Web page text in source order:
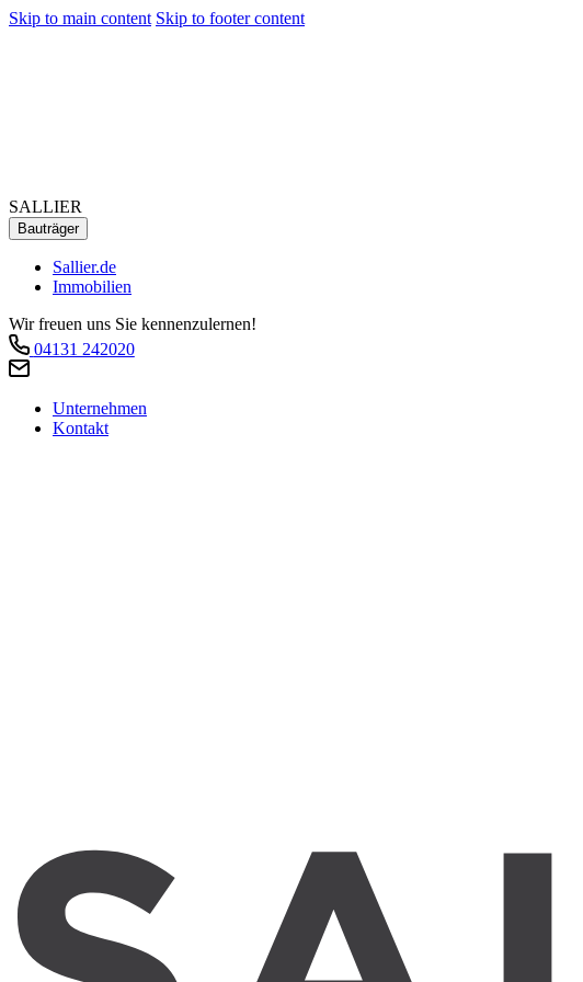
Skip to main content Skip to footer content
SALLIER
Bauträger
Sallier.de
Immobilien
Wir freuen uns Sie kennenzulernen!
04131 242020
Unternehmen
Kontakt